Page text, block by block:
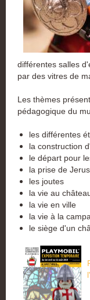
différentes salles
par des vitres de
Les thèmes
pédagogique du
les différentes
la construction
le départ pour
la prise de
les joutes
la vie au
la vie en ville
la vie à la
le siège d'un